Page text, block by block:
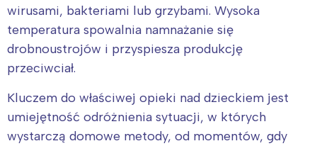
wirusami, bakteriami lub grzybami. Wysoka
temperatura spowalnia namnażanie się
drobnoustrojów i przyspiesza produkcję
przeciwciał.
Kluczem do właściwej opieki nad dzieckiem jest
umiejętność odróżnienia sytuacji, w których
wystarczą domowe metody, od momentów, gdy